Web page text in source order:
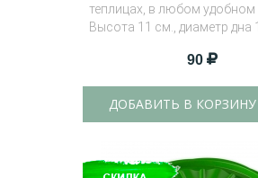
теплицах, в любом удобном
Высота 11 см., диаметр дна
90
ДОБАВИТЬ В КОРЗИНУ